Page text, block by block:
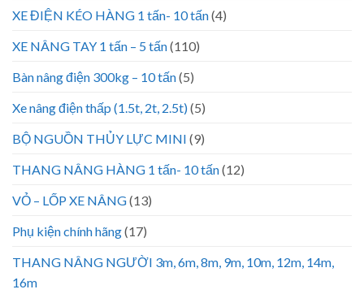
XE ĐIỆN KÉO HÀNG 1 tấn- 10 tấn(4)
XE NÂNG TAY 1 tấn – 5 tấn(110)
Bàn nâng điện 300kg – 10 tấn(5)
Xe nâng điện thấp (1.5t, 2t, 2.5t)(5)
BỘ NGUỒN THỦY LỰC MINI (9)
THANG NÂNG HÀNG 1 tấn- 10 tấn(12)
VỎ – LỐP XE NÂNG(13)
Phụ kiện chính hãng(17)
THANG NÂNG NGƯỜI 3m, 6m, 8m, 9m, 10m, 12m, 14m,
16m